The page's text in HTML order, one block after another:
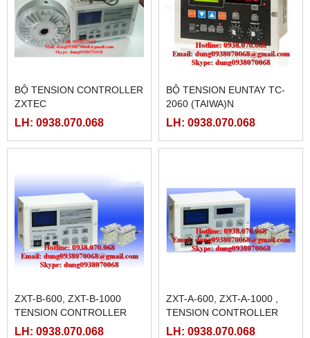
BỘ TENSION CONTROLLER
ZXTEC
LH: 0938.070.068
BỘ TENSION EUNTAY TC-
2060 (TAIWA)N
LH: 0938.070.068
ZXT-B-600, ZXT-B-1000
TENSION CONTROLLER
ZXTEC
LH: 0938.070.068
ZXT-A-600, ZXT-A-1000 ,
TENSION CONTROLLER
ZXTEC
LH: 0938.070.068